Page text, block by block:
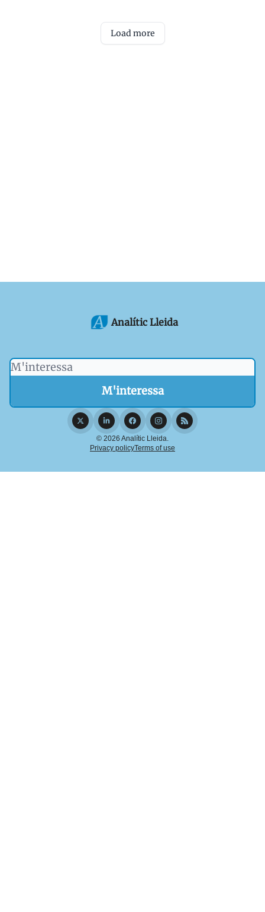
Load more
Analític Lleida
© 2026 Analític Lleida.
Privacy policyTerms of use